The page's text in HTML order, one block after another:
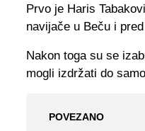
Prvo je Haris
navijače u Beču i
Nakon toga su se
mogli izdržati do
POVEZANO